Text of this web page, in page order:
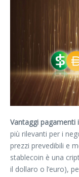
Vantaggi pagamenti
più rilevanti per i
prezzi prevedibili e
stablecoin è una
il dollaro o l’euro),